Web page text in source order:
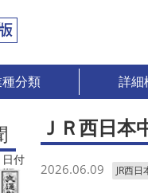
分類 詳細
付
ＪＲ西日
2026.06.09 JR西日